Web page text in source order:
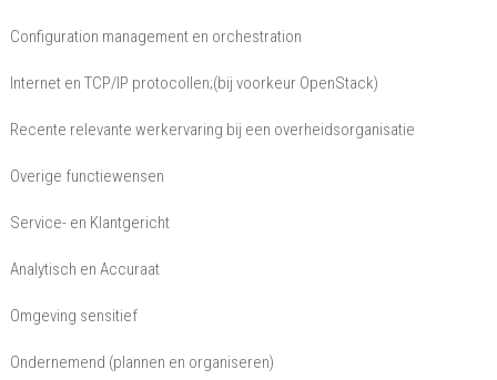
Configuration management en orchestration
Internet en TCP/IP protocollen;(bij voorkeur OpenStack)
Recente relevante werkervaring bij een overheidsorganisatie
Overige functiewensen
Service- en Klantgericht
Analytisch en Accuraat
Omgeving sensitief
Ondernemend (plannen en organiseren)